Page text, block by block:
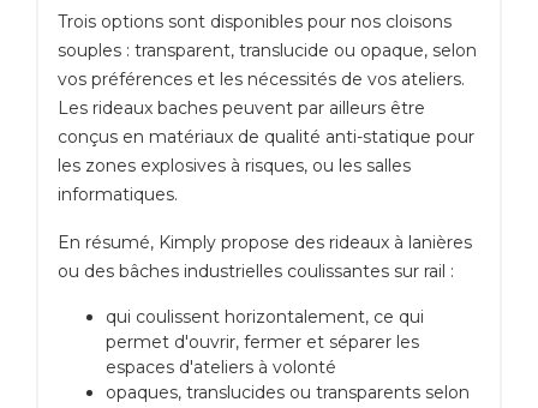
Trois options sont disponibles pour nos cloisons
souples : transparent, translucide ou opaque, selon
vos préférences et les nécessités de vos ateliers.
Les rideaux baches peuvent par ailleurs être
conçus en matériaux de qualité anti-statique pour
les zones explosives à risques, ou les salles
informatiques.
En résumé, Kimply propose des rideaux à lanières
ou des bâches industrielles coulissantes sur rail :
qui coulissent horizontalement, ce qui
permet d'ouvrir, fermer et séparer les
espaces d'ateliers à volonté
opaques, translucides ou transparents selon